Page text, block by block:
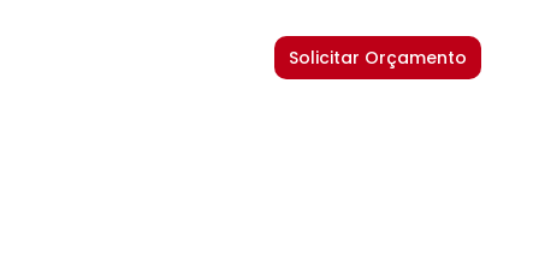
Solicitar Orçamento